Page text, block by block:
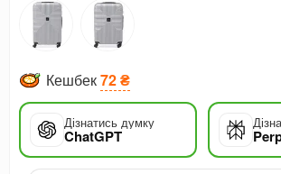
Кешбек72 ₴
Дізнатись думку
ChatGPT